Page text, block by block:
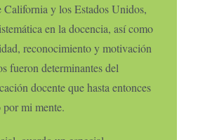
California y los Estados Unidos,
en la docencia, así como
reconocimiento y motivación
fueron determinantes del
docente que hasta entonces
por mi mente.